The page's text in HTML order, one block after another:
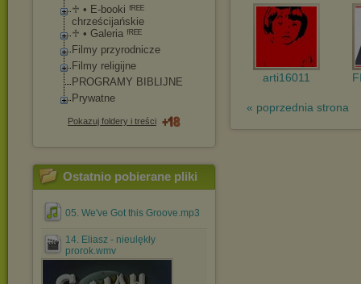
♱ • E-booki ᶠᴿᴱᴱ
chrześcijańskie
♱ • Galeria ᶠᴿᴱᴱ
Filmy przyrodnicze
Filmy religijne
PROGRAMY BIBLIJNE
Prywatne
Pokazuj foldery i treści
Ostatnio pobierane pliki
05. We've Got this Groove.mp3
14. Eliasz - nieulękły
prorok.wmv
arti16011
« poprzednia strona